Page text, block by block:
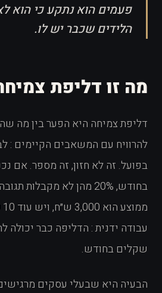
פעמים הוא נתקע כי הוא
הלידים שכבר יש לו.
מה זו דליפת
דליפת צמיחה היא הפער בין מה
להרוויח עם המשאבים הקיימים :
בחודש, 20% מהן לא מקבלות
עבודה ידנית : הדליפה כבר יכולה
שקלים בחודש.
הבעיה היא שבעלי עסקים